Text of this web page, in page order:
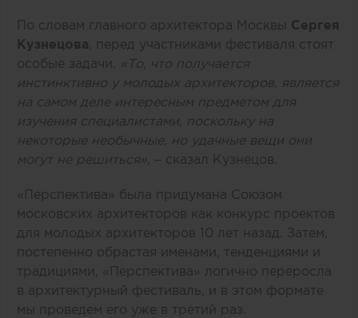
По словам главного архитектора Москвы Сергея
Кузнецова , перед участниками фестиваля стоят
особые задачи.
«То, что получается
инстинктивно у молодых архитекторов, является
на самом деле интересным предметом для
изучения специалистами, поскольку на
некоторые необычные, но удачные вещи они
могут не решиться»
, – сказал Кузнецов.
«Перспектива» была придумана Союзом
московских архитекторов как конкурс проектов
для молодых архитекторов 10 лет назад. Затем,
постепенно обрастая именами, тенденциями и
традициями, «Перспектива» логично переросла
в архитектурный фестиваль, и в этом формате
мы проведем его уже в третий раз.